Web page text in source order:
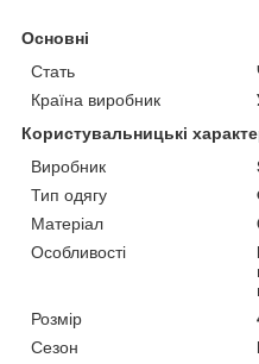
Основні
Стать
Країна виробник
Користувальницькі
Виробник
Тип одягу
Матеріал
Особливості
Розмір
Сезон